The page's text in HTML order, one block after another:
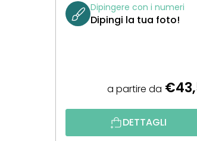
Dipingere con i numeri
Dipingi la tua foto!
a partire da
DETTAGLI